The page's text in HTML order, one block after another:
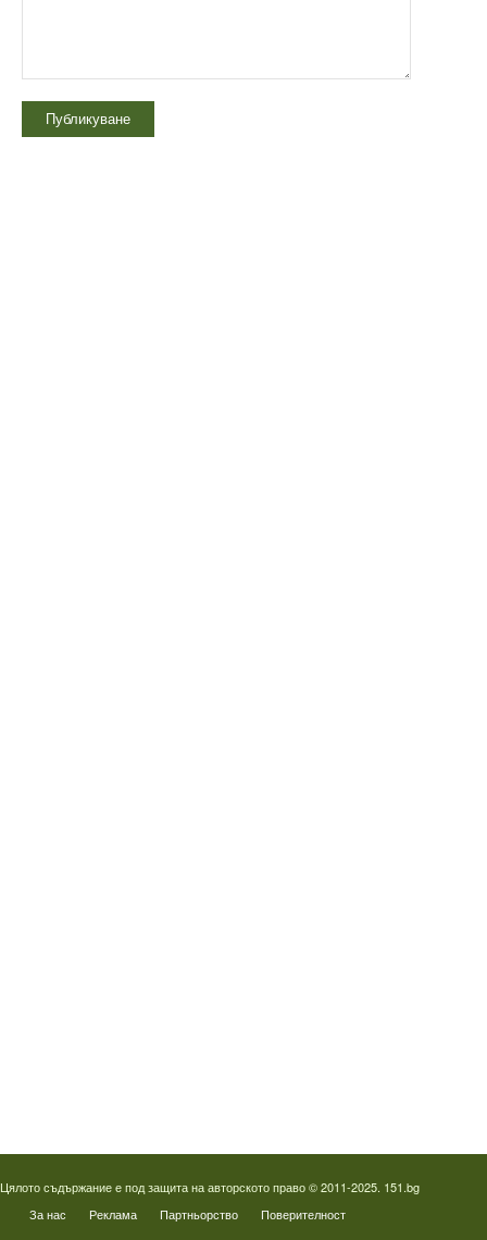
Цялото съдържание е под защита на авторското право © 2011-2025. 151.bg
За нас
Реклама Партньорство Поверителност